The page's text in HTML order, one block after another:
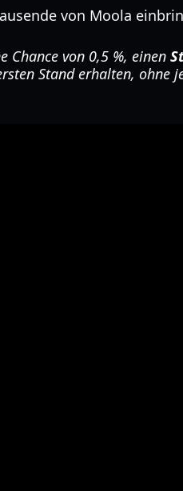
von Moola
Chance von 0,5 %, einen
Stand erhalten, ohne